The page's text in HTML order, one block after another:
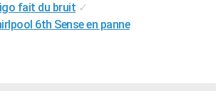
fait du bruit ✓
6th Sense en panne